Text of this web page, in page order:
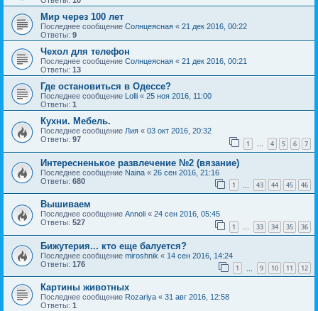
Мир через 100 лет
Последнее сообщение Солнцеясная « 21 дек 2016, 00:22
Ответы: 9
Чехол для телефон
Последнее сообщение Солнцеясная « 21 дек 2016, 00:21
Ответы: 13
Где остановиться в Одессе?
Последнее сообщение Lolli « 25 ноя 2016, 11:00
Ответы: 1
Кухни. Мебель.
Последнее сообщение Лия « 03 окт 2016, 20:32
Ответы: 97 1 4 5 6 7
Интересненькое развлечение №2 (вязание)
Последнее сообщение Naina « 26 сен 2016, 21:16
Ответы: 680 1 43 44 45 46
Вышиваем
Последнее сообщение Annoli « 24 сен 2016, 05:45
Ответы: 527 1 … 33 34 35 36
Бижутерия... кто еще балуется?
Последнее сообщение miroshnik « 14 сен 2016, 14:24
Ответы: 176 1 9 10 11 12
Картины животных
Последнее сообщение Rozariya « 31 авг 2016, 12:58
Ответы: 1